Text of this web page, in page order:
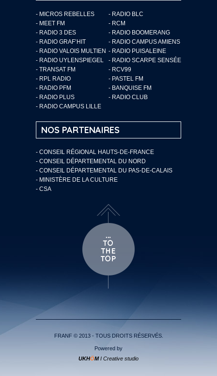
- MICROS REBELLES
- RADIO BLC
- MEET FM
- RCM
- RADIO 3 DES
- RADIO BOOMERANG
- RADIO GRAF’HIT
- RADIO CAMPUS AMIENS
- RADIO VALOIS MULTIEN - RADIO PUISALEINE
- RADIO UYLENSPIEGEL
- RADIO SCARPE SENSÉE
- TRANSAT FM
- RCV99
- RPL RADIO
- PASTEL FM
- RADIO PFM
- BANQUISE FM
- RADIO PLUS
- RADIO CLUB
- RADIO CAMPUS LILLE
NOS PARTENAIRES
- CONSEIL RÉGIONAL HAUTS-DE-FRANCE
- CONSEIL DÉPARTEMENTAL DU NORD
- CONSEIL DÉPARTEMENTAL DU PAS-DE-CALAIS
- MINISTÈRE DE LA CULTURE
- CSA
FRANF © 2013 - TOUS DROITS RÉSERVÉS.
Powered by
UKHÖMI Creative studio